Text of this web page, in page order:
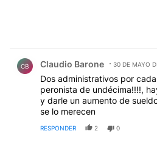
CB Claudio Barone 30 DE MAYO
Dos administrativos por
peronista de undécima!!!!,
y darle un aumento de
se lo merecen
RESPONDER 2 0